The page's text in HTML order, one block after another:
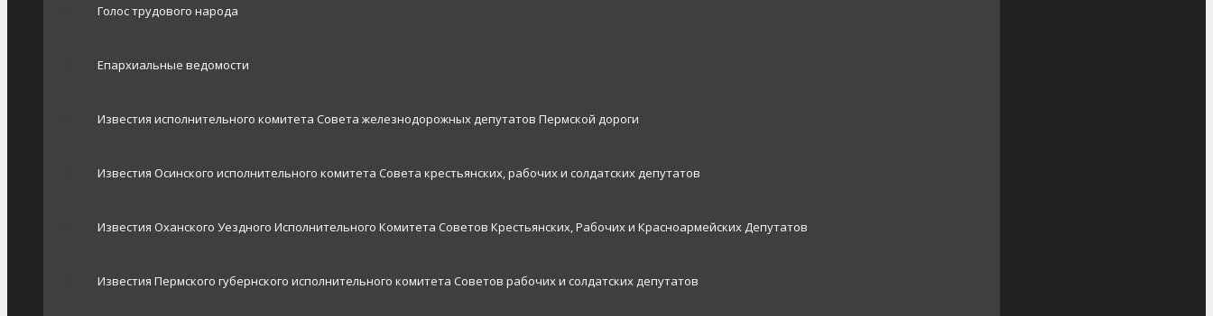
Голос трудового народа
Епархиальные ведомости
Известия исполнительного комитета Совета железнодорожных депутатов Пермской дороги
Известия Осинского исполнительного комитета Совета крестьянских, рабочих и солдатских депутатов
Известия Оханского Уездного Исполнительного Комитета Советов Крестьянских, Рабочих и Красноармейских Депутатов
Известия Пермского губернского исполнительного комитета Советов рабочих и солдатских депутатов